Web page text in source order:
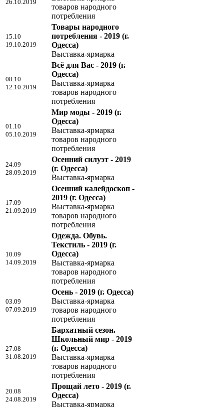
26.10.2019
товаров народного
потребления
15.10
19.10.2019
Товары народного
потребления - 2019 (г.
Одесса)
Выставка-ярмарка
08.10
12.10.2019
Всё для Вас - 2019 (г.
Одесса)
Выставка-ярмарка
товаров народного
потребления
01.10
05.10.2019
Мир моды - 2019 (г.
Одесса)
Выставка-ярмарка
товаров народного
потребления
24.09
28.09.2019
Осенний силуэт - 2019
(г. Одесса)
Выставка-ярмарка
17.09
21.09.2019
Осенний калейдоскоп -
2019 (г. Одесса)
Выставка-ярмарка
товаров народного
потребления
10.09
14.09.2019
Одежда. Обувь.
Текстиль - 2019 (г.
Одесса)
Выставка-ярмарка
товаров народного
потребления
03.09
07.09.2019
Осень - 2019 (г. Одесса)
Выставка-ярмарка
товаров народного
потребления
27.08
31.08.2019
Бархатный сезон.
Школьный мир - 2019
(г. Одесса)
Выставка-ярмарка
товаров народного
потребления
20.08
24.08.2019
Прощай лето - 2019 (г.
Одесса)
Выставка-ярмарка